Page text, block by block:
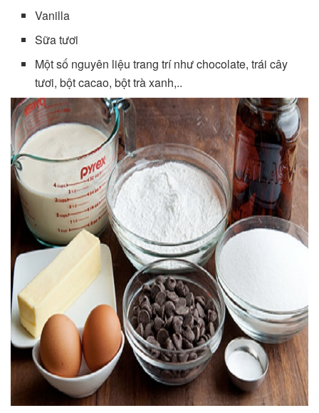
Vanilla
Sữa tươi
Một số nguyên liệu trang trí như chocolate, trái cây
tươi, bột cacao, bột trà xanh,..